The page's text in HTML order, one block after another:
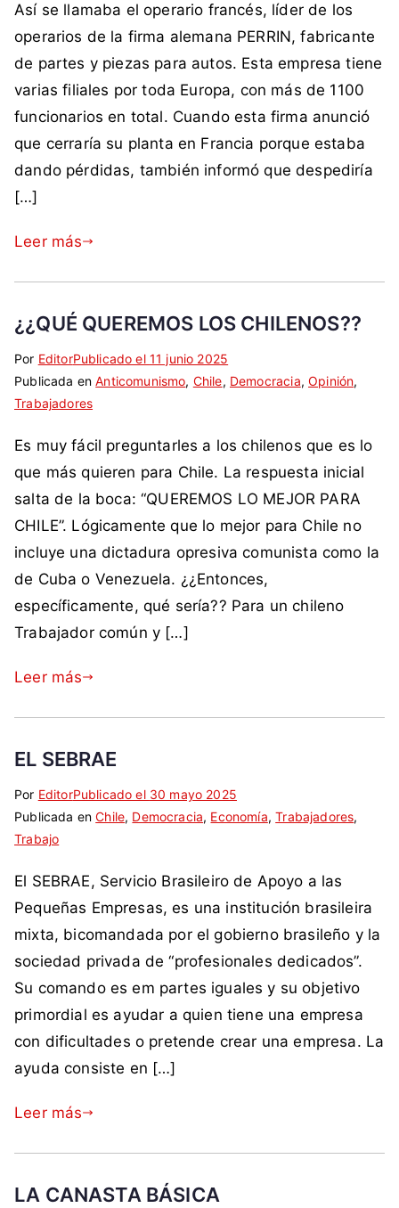
,
d
e
m
r
a
c
a
d
c
t
a
d
r
s
,
g
o
b
r
o
u
l
g
a
T
r
a
j
a
d
o
e
,
r
q
u
e
d
a
c
o
o
h
l
,
F
r
c
i
a
,
u
r
n
e
d
e
r
o
p
a
r
i
o
p
i
c
o
m
t
a
r
i
s
Así se llamaba el operario francés, líder de los
operarios de la firma alemana PERRIN, fabricante
de partes y piezas para autos. Esta empresa tiene
varias filiales por toda Europa, con más de 1100
funcionarios en total. Cuando esta firma anunció
que cerraría su planta en Francia porque estaba
dando pérdidas, también informó que despediría
[…]
Leer más
¿¿QUÉ QUEREMOS LOS CHILENOS??
Por EditorPublicado el 11 junio 2025
Publicada enAnticomunismo, Chile, Democracia,Opinión,
Trabajadores
E
t
i
u
e
t
d
a
c
o
m
C
i
e
F
F
A
p
o
d
e
,
P
o
e
S
i
n
o
m
e
a
r
i
o
Es muy fácil preguntarles a los chilenos que es lo
que más quieren para Chile. La respuesta inicial
salta de la boca: “QUEREMOS LO MEJOR PARA
CHILE”. Lógicamente que lo mejor para Chile no
incluye una dictadura opresiva comunista como la
de Cuba o Venezuela. ¿¿Entonces,
específicamente, qué sería?? Para un chileno
Trabajador común y […]
Leer más
EL SEBRAE
Por EditorPublicado el 30 mayo 2025
Publicada enChile, Democracia, Economía,Trabajadores,
Trabajo
E
t
i
u
e
t
d
a
c
o
m
C
i
S
i
n
o
m
e
t
a
r
i
o
El SEBRAE, Servicio Brasileiro de Apoyo a las
Pequeñas Empresas, es una institución brasileira
mixta, bicomandada por el gobierno brasileño y la
sociedad privada de “profesionales dedicados”.
Su comando es em partes iguales y su objetivo
primordial es ayudar a quien tiene una empresa
con dificultades o pretende crear una empresa. La
ayuda consiste en […]
Leer más
LA CANASTA BÁSICA